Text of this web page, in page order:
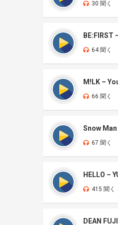
30 聞く
BE:FIRST
64 聞く
M!LK –
66 聞く
Snow
67 聞く
HELLO –
415 聞く
DEAN